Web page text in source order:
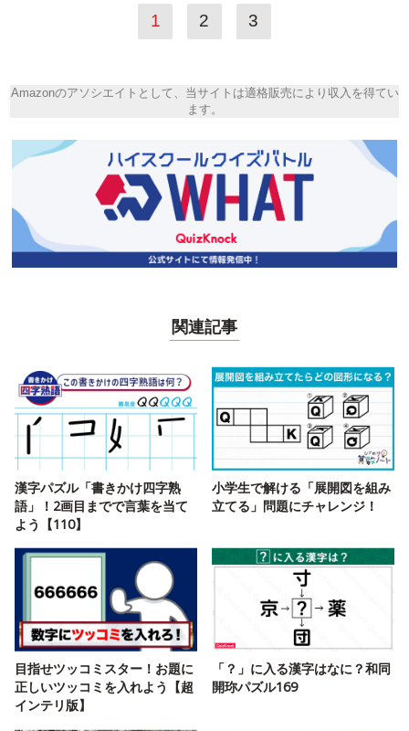
1 2 3
Amazonのアソシエイトとして、当サイトは適格販売により収入を得てい
ます。
関連記事
漢字パズル「書きかけ四字熟
語」！2画目までで言葉を当て
よう【110】
小学生で解ける「展開図を組み
立てる」問題にチャレンジ！
目指せツッコミスター！お題に
正しいツッコミを入れよう【超
インテリ版】
「？」に入る漢字はなに？和同
開珎パズル169